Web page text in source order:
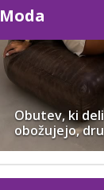
Moda
Obutev, ki
obožujejo,